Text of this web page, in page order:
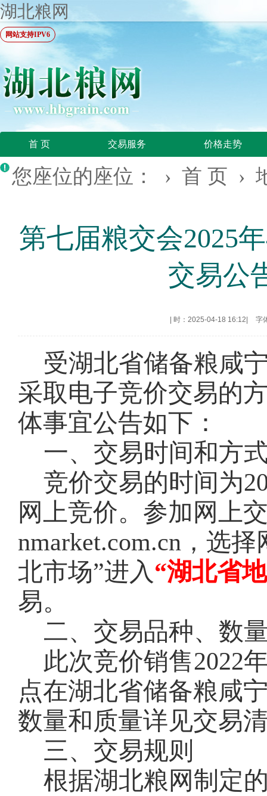
湖北粮网
网站支持IPV6
首 页 交易服务 价格走势
您座位的座位： › 首 页 ›
第七届粮交会2025
交易公
时：2025-04-18 16:12 字
受湖北省储备粮咸
采取电子竞价交易的
体事宜公告如下：
一、交易时间和方
竞价交易的时间为
网上竞价。参加网上
nmarket.com.cn，选
北市场”进入“湖北省
易。
二、交易品种、数
此次竞价销售2022
点在湖北省储备粮咸
数量和质量详见交易
三、交易规则
根据湖北粮网制定